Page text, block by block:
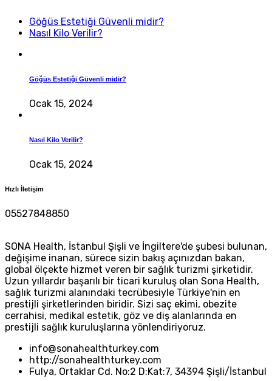
Göğüs Estetiği Güvenli midir?
Nasıl Kilo Verilir?
Göğüs Estetiği Güvenli midir?
Ocak 15, 2024
Nasıl Kilo Verilir?
Ocak 15, 2024
Hızlı İletişim
05527848850
SONA Health, İstanbul Şişli ve İngiltere'de şubesi bulunan,
değişime inanan, sürece sizin bakış açınızdan bakan,
global ölçekte hizmet veren bir sağlık turizmi şirketidir.
Uzun yıllardır başarılı bir ticari kuruluş olan Sona Health,
sağlık turizmi alanındaki tecrübesiyle Türkiye'nin en
prestijli şirketlerinden biridir. Sizi saç ekimi, obezite
cerrahisi, medikal estetik, göz ve diş alanlarında en
prestijli sağlık kuruluşlarına yönlendiriyoruz.
info@sonahealthturkey.com
http://sonahealthturkey.com
Fulya, Ortaklar Cd. No:2 D:Kat:7, 34394 Şişli/İstanbul